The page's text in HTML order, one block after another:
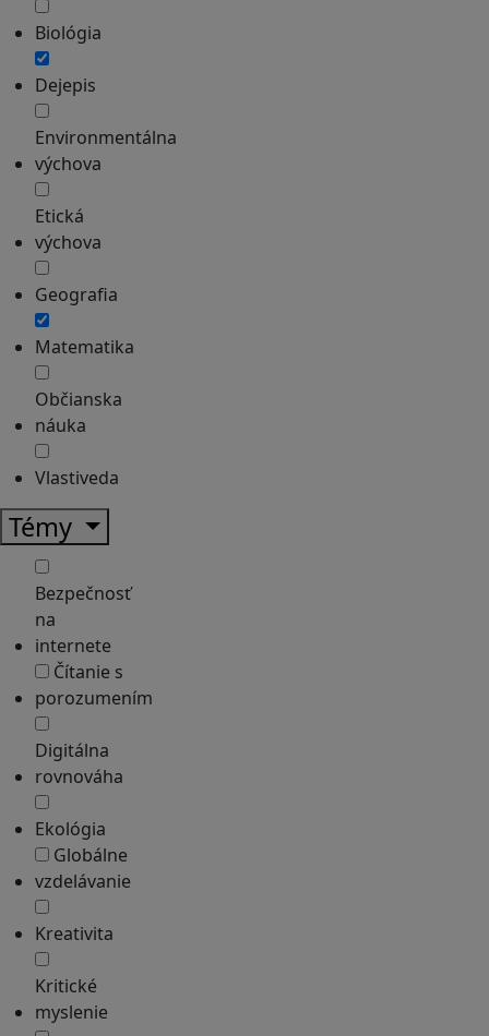
Biológia
Dejepis
Environmentálna
výchova
Etická
výchova
Geografia
Matematika
Občianska
náuka
Vlastiveda
Témy
Bezpečnosť
na
internete
Čítanie s
porozumením
Digitálna
rovnováha
Ekológia
Globálne
vzdelávanie
Kreativita
Kritické
myslenie